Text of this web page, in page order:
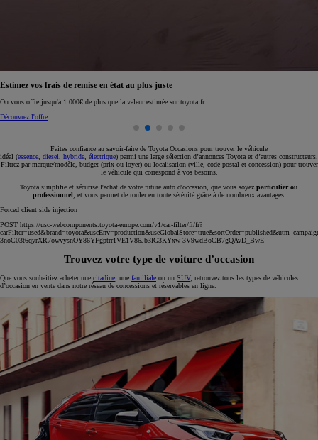
Estimez vos frais de remise en état au plus juste
On vous offre jusqu'à 1 000€ de plus que la valeur estimée sur toyota.fr
Découvrez l'offre
Faites confiance au savoir-faire de Toyota Occasions pour trouver le véhicule
idéal (essence, diesel, hybride, électrique) parmi une large sélection d’annonces Toyota et d’autres constructeurs.
Filtrez par marque/modèle, budget (prix ou loyer) ou localisation (ville, code postal et concession) pour trouver
le véhicule qui correspond à vos besoins.
Toyota simplifie et sécurise l'achat de votre future auto d'occasion, que vous soyez particulier ou
professionnel, et vous permet de rouler en toute sérénité grâce à de nombreux avantages.
Forced client side injection
POST https://usc-webcomponents.toyota-europe.com/v1/car-filter/fr/fr?
3noC03t6qyrXR7owvysnOY86YFgptrr1VE1V86Jb3lG3KYxw-3V9wdBoCB7gQAvD_BwE
Trouvez votre type de voiture d’occasion
Que vous souhaitiez acheter une citadine, une familiale ou un SUV, retrouvez tous les types de véhicules
d’occasion en vente dans notre réseau de concessions et réservables en ligne.